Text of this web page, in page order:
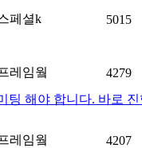
페셜k 5015
레임웤 4279
해야 합니다. 바로
레임웤 4207